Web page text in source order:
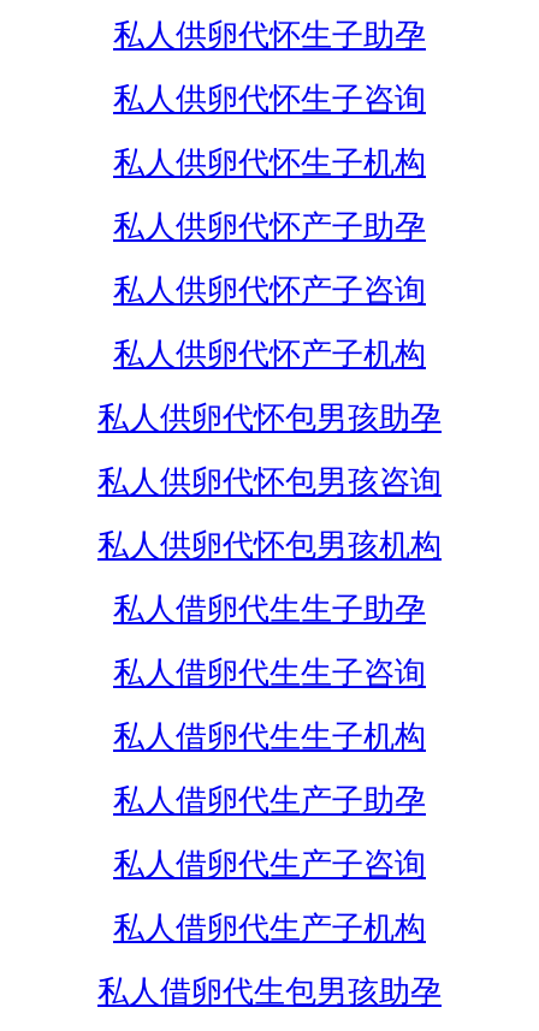
私人供卵代怀生子助孕
私人供卵代怀生子咨询
私人供卵代怀生子机构
私人供卵代怀产子助孕
私人供卵代怀产子咨询
私人供卵代怀产子机构
私人供卵代怀包男孩助孕
私人供卵代怀包男孩咨询
私人供卵代怀包男孩机构
私人借卵代生生子助孕
私人借卵代生生子咨询
私人借卵代生生子机构
私人借卵代生产子助孕
私人借卵代生产子咨询
私人借卵代生产子机构
私人借卵代生包男孩助孕